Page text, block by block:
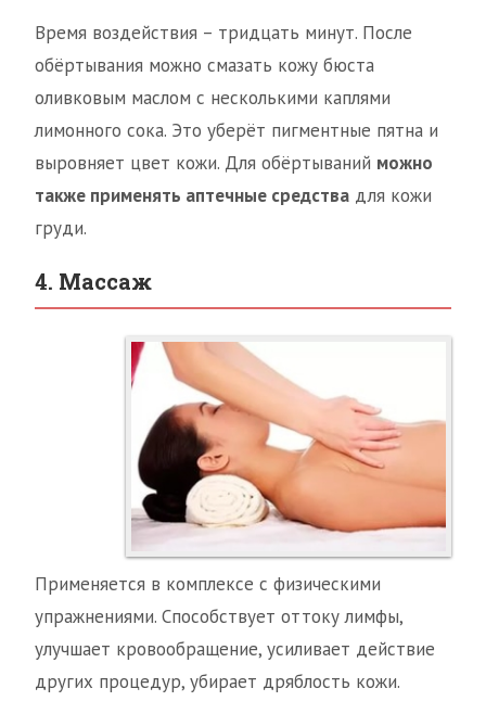
Время воздействия – тридцать минут. После
обёртывания можно смазать кожу бюста
оливковым маслом с несколькими каплями
лимонного сока. Это уберёт пигментные пятна и
выровняет цвет кожи. Для обёртываний можно
также применять аптечные средства для кожи
груди.
4. Массаж
Применяется в комплексе с физическими
упражнениями. Способствует оттоку лимфы,
улучшает кровообращение, усиливает действие
других процедур, убирает дряблость кожи.